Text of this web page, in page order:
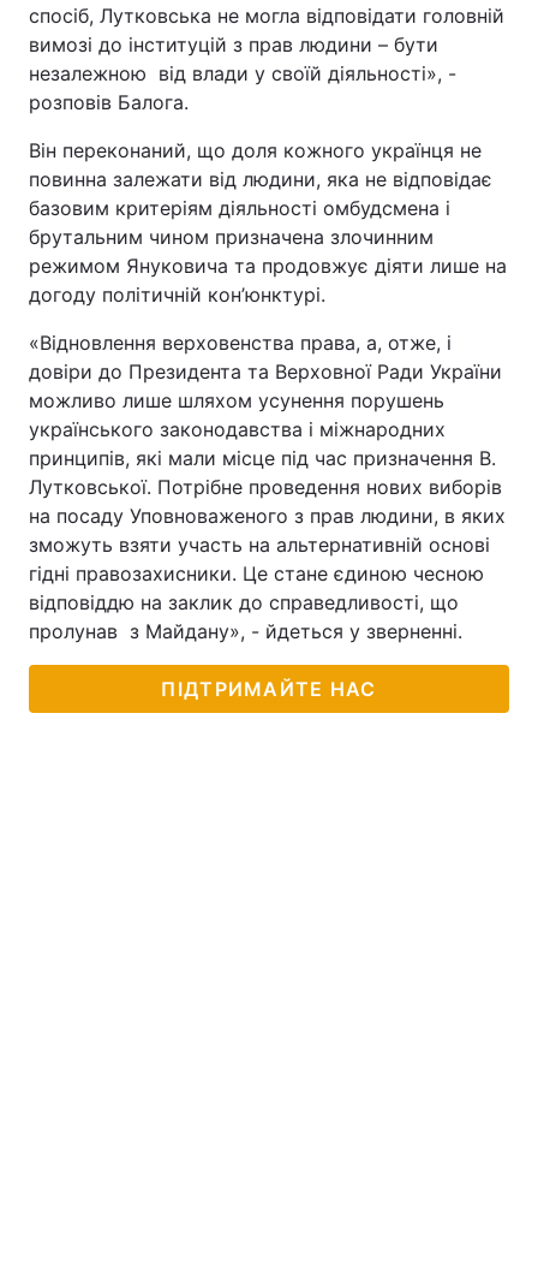
спосіб, Лутковська не могла відповідати головній
вимозі до інституцій з прав людини – бути
незалежною від влади у своїй діяльності», -
розповів Балога.
Він переконаний, що доля кожного українця не
повинна залежати від людини, яка не відповідає
базовим критеріям діяльності омбудсмена і
брутальним чином призначена злочинним
режимом Януковича та продовжує діяти лише на
догоду політичній кон’юнктурі.
«Відновлення верховенства права, а, отже, і
довіри до Президента та Верховної Ради України
можливо лише шляхом усунення порушень
українського законодавства і міжнародних
принципів, які мали місце під час призначення В.
Лутковської. Потрібне проведення нових виборів
на посаду Уповноваженого з прав людини, в яких
зможуть взяти участь на альтернативній основі
гідні правозахисники. Це стане єдиною чесною
відповіддю на заклик до справедливості, що
пролунав з Майдану», - йдеться у зверненні.
ПІДТРИМАЙТЕ НАС